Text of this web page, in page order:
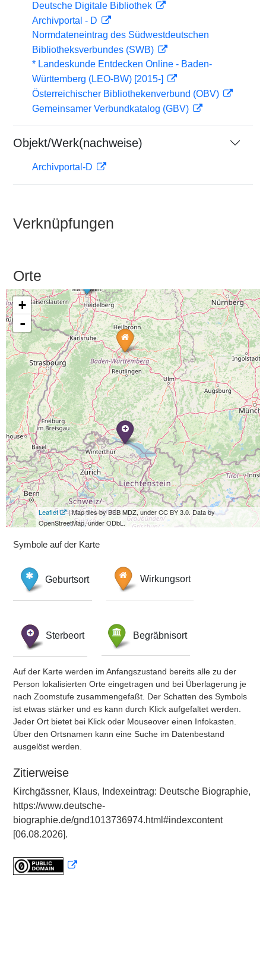
Deutsche Digitale Bibliothek
Archivportal - D
Normdateneintrag des Südwestdeutschen
Bibliotheksverbundes (SWB)
* Landeskunde Entdecken Online - Baden-
Württemberg (LEO-BW) [2015-]
Österreichischer Bibliothekenverbund (OBV)
Gemeinsamer Verbundkatalog (GBV)
Objekt/Werk(nachweise)
Archivportal-D
Verknüpfungen
Orte
+
-
Leaflet
| Map tiles by BSB MDZ, under CC BY 3.0. Data by
OpenStreetMap, under ODbL.
Symbole auf der Karte
Geburtsort Wirkungsort
Sterbeort Begräbnisort
Auf der Karte werden im Anfangszustand bereits alle zu der
Person lokalisierten Orte eingetragen und bei Überlagerung je
nach Zoomstufe zusammengefaßt. Der Schatten des Symbols
ist etwas stärker und es kann durch Klick aufgefaltet werden.
Jeder Ort bietet bei Klick oder Mouseover einen Infokasten.
Über den Ortsnamen kann eine Suche im Datenbestand
ausgelöst werden.
Zitierweise
Kirchgässner, Klaus, Indexeintrag: Deutsche Biographie,
https://www.deutsche-
biographie.de/gnd1013736974.html#indexcontent
[06.08.2026].